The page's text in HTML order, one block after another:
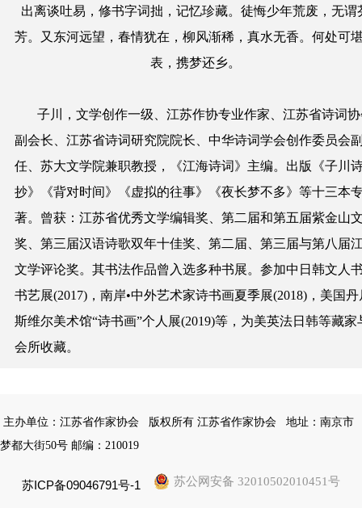
出离谈吐易，修书字词拙，记忆珍藏。徒悔少年荒废，无谓
芳。又东河远望，春情犹在，柳风渐稀，真水无香。何处可
表，携梦还乡。
子川，文学创作一级、江苏作协专业作家、江苏省诗词
副会长、江苏省诗词研究院院长、中华诗词学会创作委员会
任、苏大文学院兼职教授，《江海诗词》主编。出版《子川
抄》《背对时间》《虚拟的往事》《夜长梦不多》等十三本
著。曾获：江苏省优秀文学编辑奖、第二届和第五届紫金山
奖、第三届汉语诗歌双年十佳奖、第二届、第三届与第八届
文学评论奖。其书法作品曾入选多种书展。参加中日韩文人
书艺展(2017)，南岸•中外艺术家诗书画夏季展(2018)，美国丹
斯维尔美术馆“诗书画”个人展(2019)等，为美英法日韩等藏家
会所收藏。
主办单位：江苏省作家协会 版权所有 江苏省作家协会
地址：南京市
梦都大街50号 邮编：210019
苏ICP备09046791号-1 苏公网安备 32010502010451号